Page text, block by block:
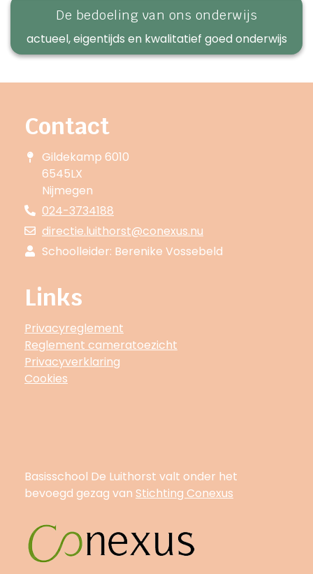
praktische & belangrijke informatie over onze school
De bedoeling van ons onderwijs
actueel, eigentijds en kwalitatief goed onderwijs
Contact
Gildekamp 6010
6545LX
Nijmegen
024-3734188
directie.luithorst@conexus.nu
Schoolleider: Berenike Vossebeld
Links
Privacyreglement
Reglement cameratoezicht
Privacyverklaring
Cookies
Basisschool De Luithorst valt onder het
bevoegd gezag van Stichting Conexus